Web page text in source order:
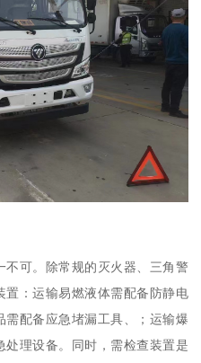
可。除常规的灭火器、三角警
置：运输易燃液体需配备防静电
配备应急堵漏工具、；运输爆
理设备。同时，需检查装置是